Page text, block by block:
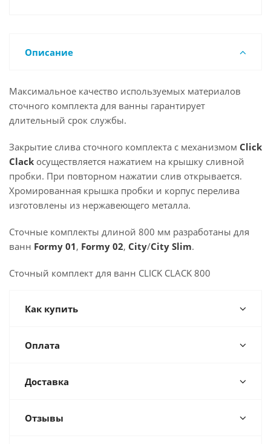
Описание
Максимальное качество используемых материалов
сточного комплекта для ванны гарантирует
длительный срок службы.
Закрытие слива сточного комплекта с механизмом Click
Clack осуществляется нажатием на крышку сливной
пробки. При повторном нажатии слив открывается.
Хромированная крышка пробки и корпус перелива
изготовлены из нержавеющего металла.
Сточные комплекты длиной 800 мм разработаны для
ванн Formy 01, Formy 02, City/City Slim.
Сточный комплект для ванн CLICK CLACK 800
Как купить
Оплата
Доставка
Отзывы